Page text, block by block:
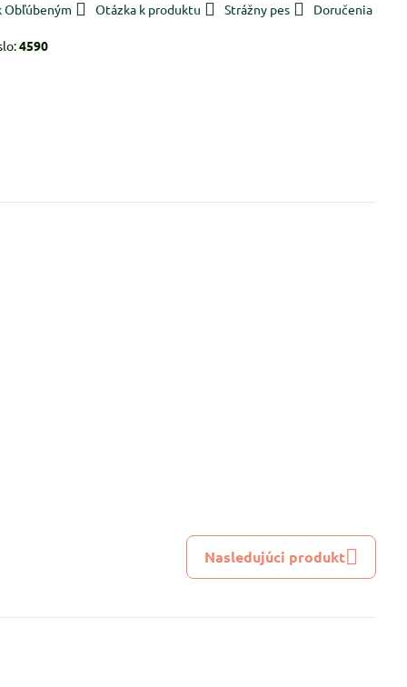
Obľúbeným Otázka k produktu Strážny pes Doručenia
4590
Nasledujúci produkt